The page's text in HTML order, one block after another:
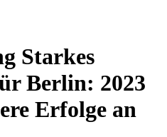
Starkes
Berlin: 2023
Erfolge an